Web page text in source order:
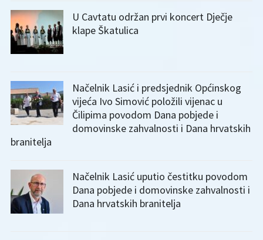
U Cavtatu održan prvi koncert Dječje
klape Škatulica
Načelnik Lasić i predsjednik Općinskog
vijeća Ivo Simović položili vijenac u
Čilipima povodom Dana pobjede i
domovinske zahvalnosti i Dana hrvatskih
branitelja
Načelnik Lasić uputio čestitku povodom
Dana pobjede i domovinske zahvalnosti i
Dana hrvatskih branitelja